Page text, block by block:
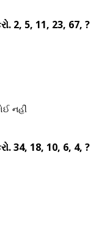
2, 5, 11, 23, 67, ?
નહીં
34, 18, 10, 6, 4, ?